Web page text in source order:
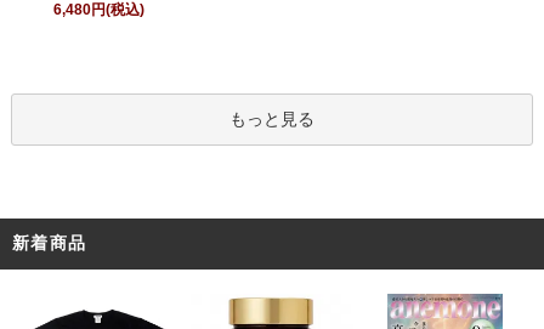
6,480円(税込)
もっと見る
新着商品